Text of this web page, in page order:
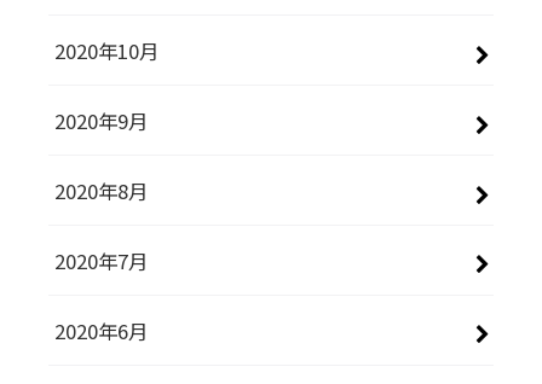
2020年10月
2020年9月
2020年8月
2020年7月
2020年6月